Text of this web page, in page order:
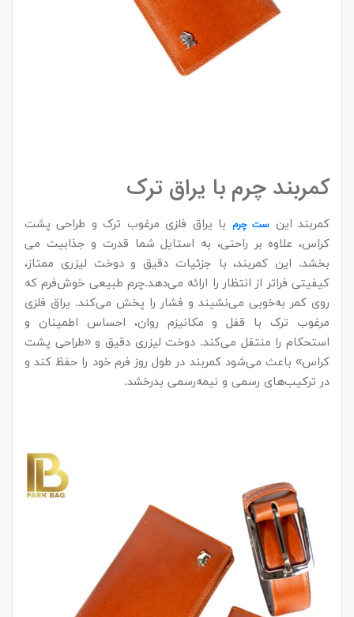
کمربند چرم با یراق ترک
کمربند این ست چرمبا یراق فلزی مرغوب ترک و طراحی پشت
کراس، علاوه بر راحتی، به استایل شما قدرت و جذابیت می‌
بخشد. این کمربند، با جزئیات دقیق و دوخت لیزری ممتاز،
کیفیتی فراتر از انتظار را ارائه می‌دهد.چرم طبیعی خوش‌فرم که
روی کمر به‌خوبی می‌نشیند و فشار را پخش می‌کند. یراق فلزی
مرغوب ترک با قفل و مکانیزم روان، احساس اطمینان و
استحکام را منتقل می‌کند. دوخت لیزری دقیق و «طراحی پشت
کراس» باعث می‌شود کمربند در طول روز فرم خود را حفظ کند و
در ترکیب‌های رسمی و نیمه‌رسمی بدرخشد.